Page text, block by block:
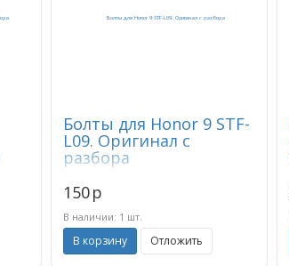
Болты для Honor 9 STF-
L09. Оригинал с
разбора
150p
В наличии: 1 шт.
В корзину Отложить